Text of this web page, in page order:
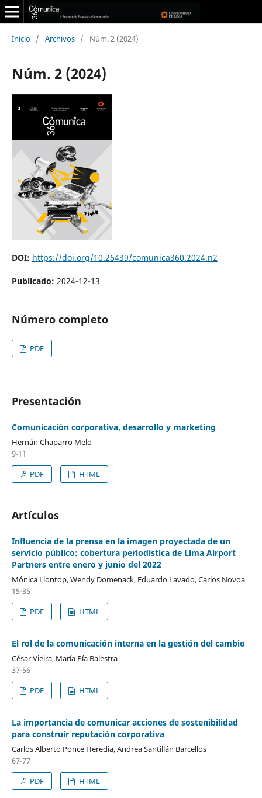
Inicio / Archivos / Núm. 2 (2024)
Núm. 2 (2024)
DOI: https://doi.org/10.26439/comunica360.2024.n2
Publicado: 2024-12-13
Número completo
PDF
Presentación
Comunicación corporativa, desarrollo y marketing
Hernán Chaparro Melo
9-11
PDF
HTML
Artículos
Influencia de la prensa en la imagen proyectada de un
servicio público: cobertura periodística de Lima Airport
Partners entre enero y junio del 2022
Mónica Llontop, Wendy Domenack, Eduardo Lavado, Carlos Novoa
15-35
PDF
HTML
El rol de la comunicación interna en la gestión del cambio
César Vieira, María Pía Balestra
37-56
PDF
HTML
La importancia de comunicar acciones de sostenibilidad
para construir reputación corporativa
Carlos Alberto Ponce Heredia, Andrea Santillán Barcellos
67-77
PDF
HTML